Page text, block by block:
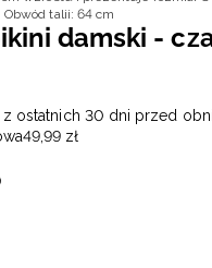
Obwód talii: 64 cm
damski -
z ostatnich 30 dni przed
49,99 zł